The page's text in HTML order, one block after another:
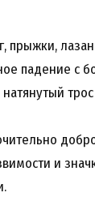
прыжки,
падение с
натянутый
и